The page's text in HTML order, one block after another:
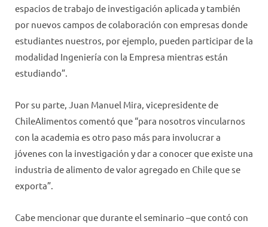
espacios de trabajo de investigación aplicada y también
por nuevos campos de colaboración con empresas donde
estudiantes nuestros, por ejemplo, pueden participar de la
modalidad Ingeniería con la Empresa mientras están
estudiando”.
Por su parte, Juan Manuel Mira, vicepresidente de
ChileAlimentos comentó que “para nosotros vincularnos
con la academia es otro paso más para involucrar a
jóvenes con la investigación y dar a conocer que existe una
industria de alimento de valor agregado en Chile que se
exporta”.
Cabe mencionar que durante el seminario –que contó con